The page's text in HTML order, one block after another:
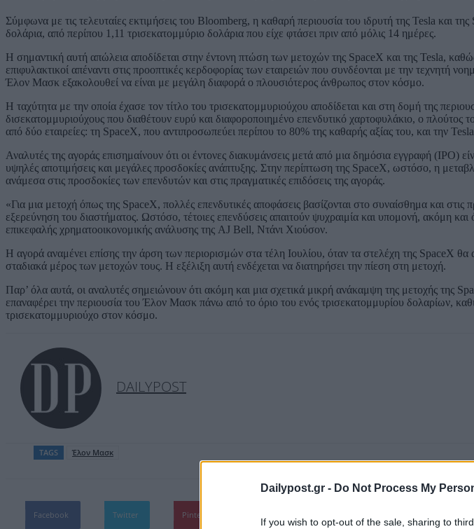
Dailypost.gr - Do Not Process My
If you wish to opt-out of the sale, sharing to
Σύμφωνα με τις τελευταίες εκτιμήσεις του Bloomberg, η καθαρή περιουσία του ιδρυτή της Tesla και
δολάρια, από περίπου 1,11 τρισεκατομμύριο δολάρια που είχε φτάσει πριν από μόλις 14 ημέρες.
Η σημαντική αυτή απώλεια αποδίδεται στην έντονη πτώση των μετοχών της SpaceX και της Tesla,
επιφυλακτικοί απέναντι στις προοπτικές κερδοφορίας των εταιρειών που συνδέονται με την τεχνητή
Έλον Μασκ εξακολουθεί να είναι με μεγάλη διαφορά ο πλουσιότερος άνθρωπος στον κόσμο.
Η ταχύτητα με την οποία έχασε τον τίτλο του τρισεκατομμυριούχου αποδίδεται και στη δομή της
δισεκατομμυριούχους που διαθέτουν ευρύ και διαφοροποιημένο επενδυτικό χαρτοφυλάκιο, ο πλούτος
από δύο εταιρείες: τη SpaceX, που αντιπροσωπεύει περίπου το 80% της καθαρής αξίας του, και την
Αναλυτές της αγοράς επισημαίνουν ότι οι έντονες διακυμάνσεις μετά από μια δημόσια εγγραφή (IPO)
υψηλές αποτιμήσεις και μεγάλες προσδοκίες ανάπτυξης. Στην περίπτωση της SpaceX, ωστόσο, η
ανάμεσα στις προσδοκίες των επενδυτών και στις πραγματικές επιδόσεις της αγοράς.
«Για μια μετοχή όπως της SpaceX, πολλές επενδυτικές αποφάσεις βασίζονται στο συναίσθημα και στις
εξερεύνηση του διαστήματος. Ωστόσο, τέτοιες επενδύσεις απαιτούν ψυχραιμία και υπομονή, ακόμη
επικεφαλής χρηματοοικονομικής ανάλυσης της AJ Bell, Ντάνι Χιούσον.
Η αγορά αναμένει επίσης την άρση των περιορισμών στα τέλη Ιουλίου, όταν τα στελέχη της SpaceX
σταδιακά μέρος των μετοχών τους. Η εξέλιξη αυτή ενδέχεται να διατηρήσει την πίεση στη μετοχή.
Παρ’ όλα αυτά, οι αναλυτές σημειώνουν ότι ακόμη και μια σχετικά μικρή ανάκαμψη της μετοχής της
επαναφέρει την περιουσία του Έλον Μασκ πάνω από το όριο του ενός τρισεκατομμυρίου δολαρίων,
τρισεκατομμυριούχο στον κόσμο.
DAILYPOST
TAGS Έλον Μασκ
Facebook Twitter Pinterest